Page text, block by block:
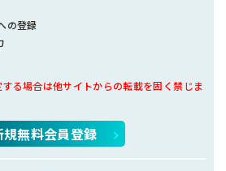
の登録
る場合は他サイトからの転載を固く禁じま
規無料会員登録